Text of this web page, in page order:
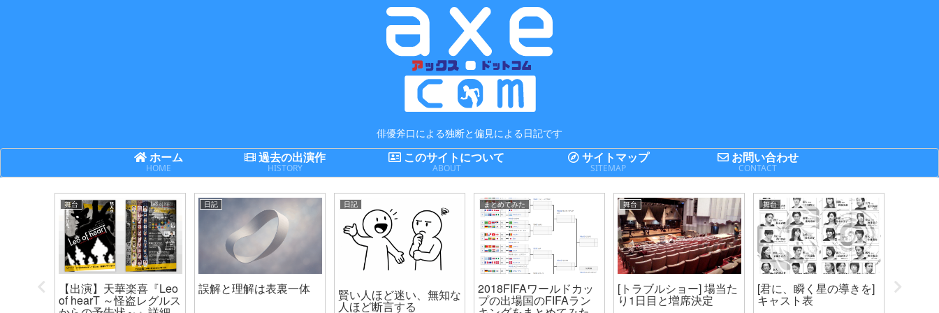
俳優斧口による独断と偏見による日記です
ホーム
HOME
過去の出演作
HISTORY
このサイトについて
ABOUT
サイトマップ
SITEMAP
お問い合わせ
CONTACT
世代機
舞台
【出演】天華楽喜『Leo
of hearT ～怪盗レグルス
日記
誤解と理解は表裏一体
日記
賢い人ほど迷い、無知な
人ほど断言する
まとめてみた
2018FIFAワールドカッ
プの出場国のFIFAラン
舞台
[トラブルショー] 場当た
り1日目と増席決定
舞台
[君に、瞬く星の導きを]
キャスト表
「New